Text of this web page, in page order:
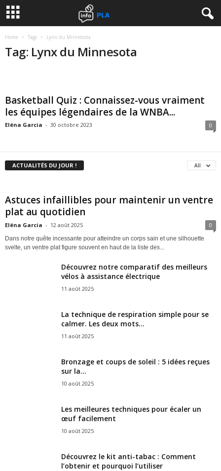
Home Tags Lynx du Minnesota
Tag: Lynx du Minnesota
Basketball Quiz : Connaissez-vous vraiment
les équipes légendaires de la WNBA...
Eléna Garcia - 30 octobre 2023 0
ACTUALITÉS DU JOUR ! All
Astuces infaillibles pour maintenir un ventre
plat au quotidien
Eléna Garcia - 12 août 2025 0
Dans notre quête incessante pour atteindre un corps sain et une silhouette
svelte, un ventre plat figure souvent en haut de la liste des...
Découvrez notre comparatif des meilleurs
vélos à assistance électrique
11 août 2025
La technique de respiration simple pour se
calmer. Les deux mots...
11 août 2025
Bronzage et coups de soleil : 5 idées reçues
sur la...
10 août 2025
Les meilleures techniques pour écaler un
œuf facilement
10 août 2025
Découvrez le kit anti-tabac : Comment
l’obtenir et pourquoi l’utiliser